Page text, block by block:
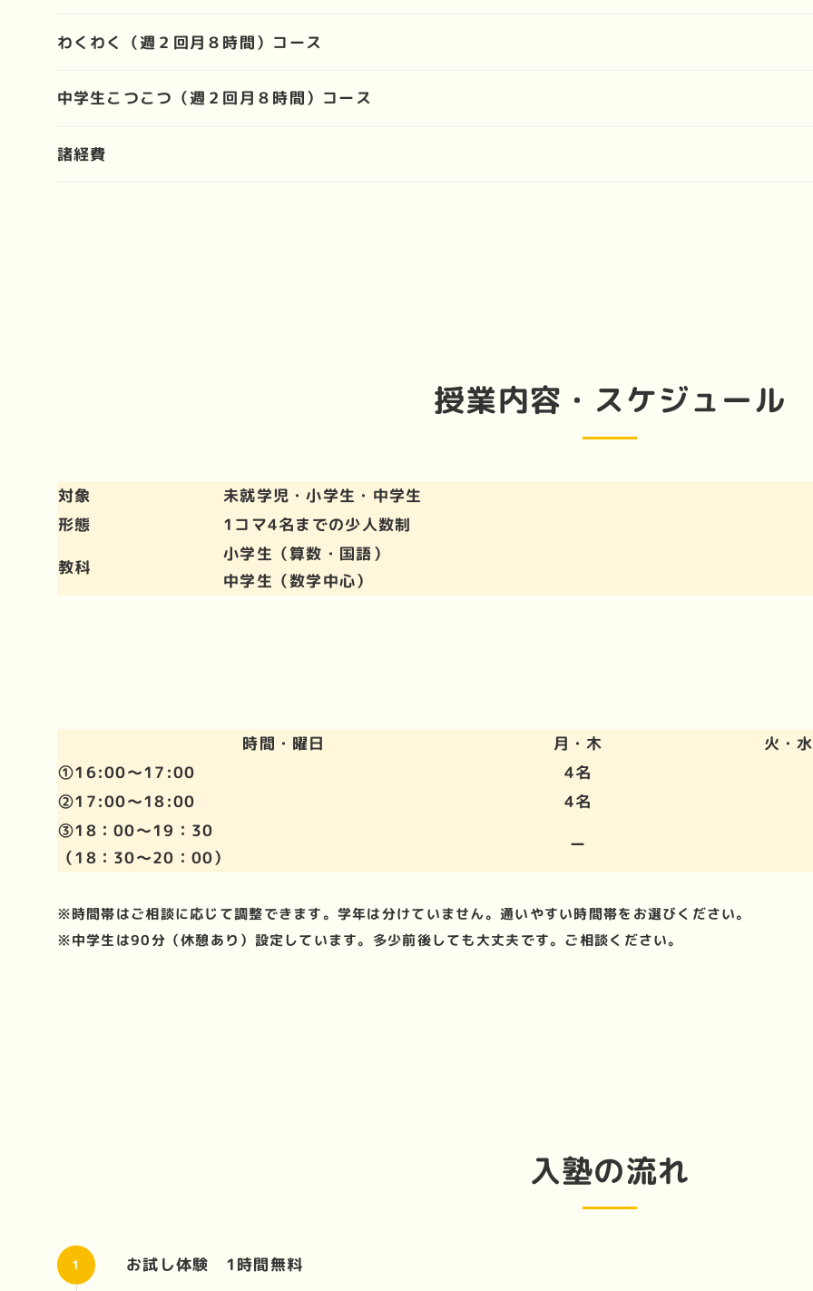
わくわく（週２回月８時間）コース
中学生こつこつ（週２回月８時間）コース
諸経費
授業内容・スケジュール
対象
未就学児・小学生・中学生
形態
1コマ4名までの少人数制
教科
小学生（算数・国語）
中学生（数学中心）
時間・曜日 月・木
火・
①16:00～17:00
4名
②17:00～18:00
4名
③18：00～19：30
（18：30～20：00）
ー
※時間帯はご相談に応じて調整できます。学年は分けていません。通いやすい時間帯をお選びください。
※中学生は90分（休憩あり）設定しています。多少前後しても大丈夫です。ご相談ください。
入塾の流れ
お試し体験 1時間無料